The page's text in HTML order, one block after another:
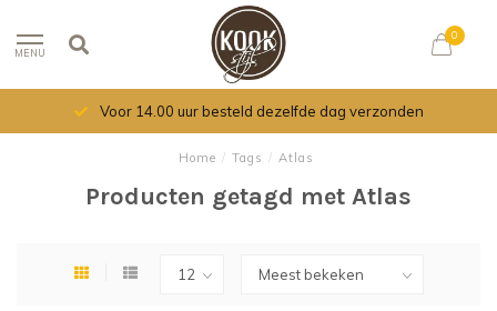
MENU
0
Voor 14.00 uur besteld dezelfde dag verzonden
Home / Tags / Atlas
Producten getagd met Atlas